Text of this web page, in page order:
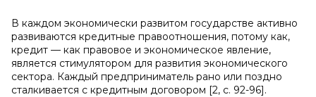
В каждом экономически развитом государстве активно
развиваются кредитные правоотношения, потому как,
кредит — как правовое и экономическое явление,
является стимулятором для развития экономического
сектора. Каждый предприниматель рано или поздно
сталкивается с кредитным договором [2, c. 92-96].